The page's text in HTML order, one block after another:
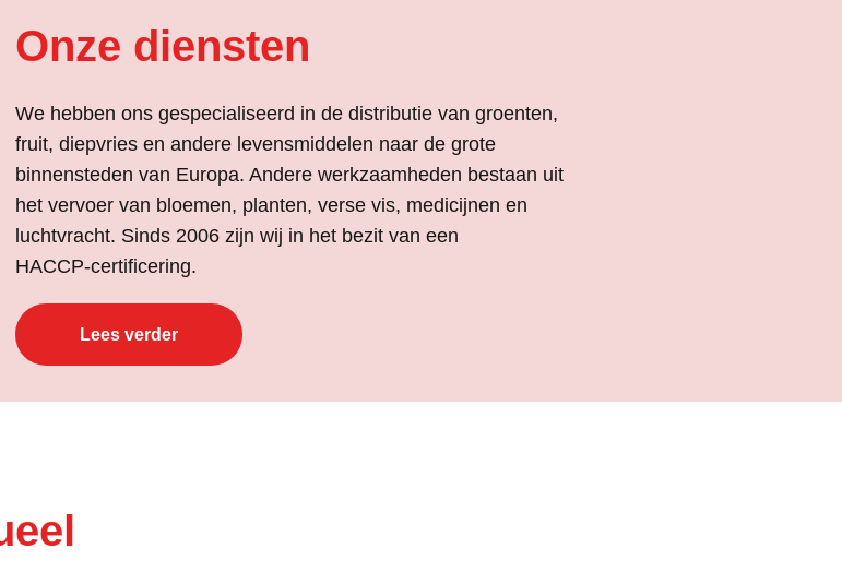
Onze diensten
We hebben ons gespecialiseerd in de distributie van groenten,
fruit, diepvries en andere levensmiddelen naar de grote
binnensteden van Europa. Andere werkzaamheden bestaan uit
het vervoer van bloemen, planten, verse vis, medicijnen en
luchtvracht. Sinds 2006 zijn wij in het bezit van een
HACCP-certificering.
Lees verder